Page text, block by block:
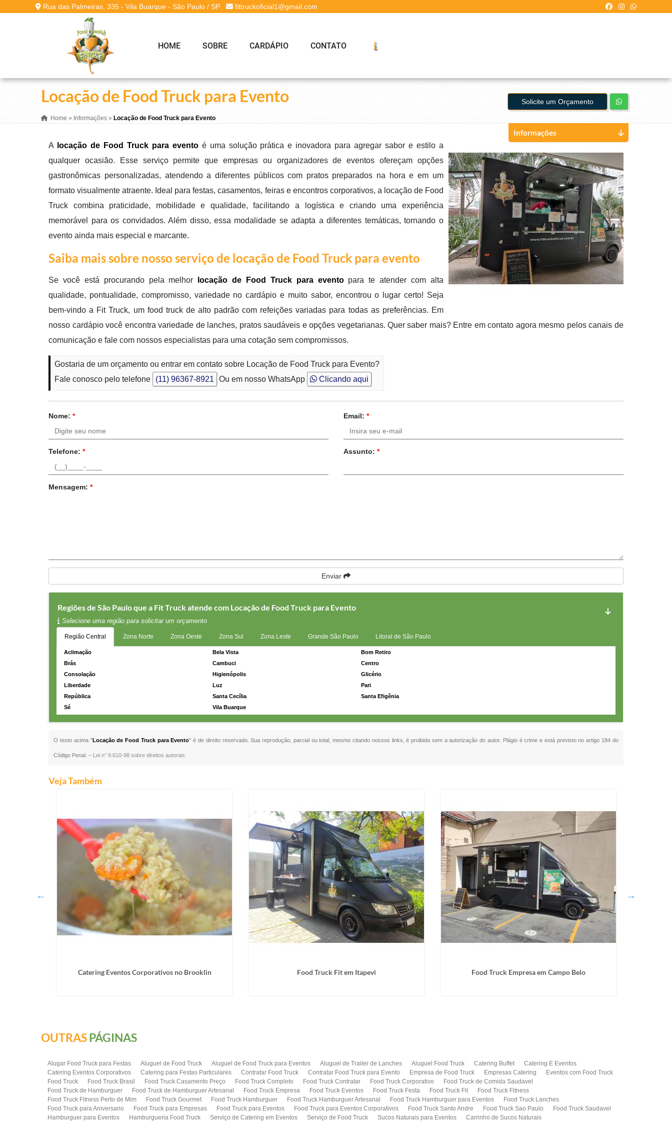
Rua das Palmeiras, 335 - Vila Buarque - São Paulo / SP fittruckoficial1@gmail.com
HOME SOBRE CARDÁPIO CONTATO
Locação de Food Truck para Evento
Home » Informações » Locação de Food Truck para Evento
Solicite um Orçamento
A locação de Food Truck para eventoé uma solução prática e inovadora para agregar sabor e estilo a
qualquer ocasião. Esse serviço permite que empresas ou organizadores de eventos ofereçam opções
gastronômicas personalizadas, atendendo a diferentes públicos com pratos preparados na hora e em um
formato visualmente atraente. Ideal para festas, casamentos, feiras e encontros corporativos, a locação de Food
Truck combina praticidade, mobilidade e qualidade, facilitando a logística e criando uma experiência
memorável para os convidados. Além disso, essa modalidade se adapta a diferentes temáticas, tornando o
evento ainda mais especial e marcante.
Saiba mais sobre nosso serviço de locação de Food Truck para evento
Se você está procurando pela melhor locação de Food Truck para eventopara te atender com alta
qualidade, pontualidade, compromisso, variedade no cardápio e muito sabor, encontrou o lugar certo! Seja
bem-vindo a Fit Truck, um food truck de alto padrão com refeições variadas para todas as preferências. Em
nosso cardápio você encontra variedade de lanches, pratos saudáveis e opções vegetarianas. Quer saber mais? Entre em contato agora mesmo pelos canais de
comunicação e fale com nossos especialistas para uma cotação sem compromissos.
Gostaria de um orçamento ou entrar em contato sobre Locação de Food Truck para Evento?
Fale conosco pelo telefone
(11) 96367-8921 Ou em nosso WhatsApp Clicando aqui
Nome:* Email: *
Telefone:* Assunto: *
Mensagem:*
Enviar
Regiões de São Paulo que a Fit Truck atende com Locação de Food Truck para Evento
Selecione uma região para solicitar um orçamento
Região Central Zona Norte Zona Oeste Zona Sul Zona Leste Grande São Paulo Litoral de São Paulo
Aclimação Bela Vista
Bom Retiro
Brás
Cambuci
Centro
Consolação
Higienópolis
Glicério
Liberdade
Luz
Pari
República
Santa Cecília
Santa Efigênia
Sé
Vila Buarque
O texto acima "Locação de Food Truck para Evento" é de direito reservado. Sua reprodução, parcial ou total, mesmo citando nossos links, é proibida sem a autorização do autor. Plágio é crime e está previsto no artigo 184 do
Código Penal. – Lei n° 9.610-98 sobre direitos autorais
Informações
Veja Também
Catering Eventos Corporativos no Brooklin Food Truck Fit em Itapevi Food Truck Empresa em Campo Belo
OUTRASPÁGINAS
Alugar Food Truck para Festas Aluguel de Food Truck Aluguel de Food Truck para Eventos Aluguel de Trailer de Lanches Aluguel Food Truck Catering Buffet
Catering E Eventos
Catering Eventos Corporativos
Catering para Festas Particulares Contratar Food Truck Contratar Food Truck para Evento Empresa de Food Truck Empresas Catering
Eventos com Food Truck
Food Truck
Food Truck Brasil Food Truck Casamento Preço Food Truck Completo Food Truck Contratar Food Truck Corporativo
Food Truck de Comida Saudavel
Food Truck de Hamburguer
Food Truck de Hamburguer Artesanal Food Truck Empresa Food Truck Eventos Food Truck Festa Food Truck Fit
Food Truck Fitness
Food Truck Fitness Perto de Mim
Food Truck Gourmet Food Truck Hamburguer Food Truck Hamburguer Artesanal Food Truck Hamburguer para Eventos
Food Truck Lanches
Food Truck para Aniversario
Food Truck para Empresas Food Truck para Eventos Food Truck para Eventos Corporativos Food Truck Santo Andre Food Truck Sao Paulo
Food Truck Saudavel
Hamburguer para Eventos
Hamburgueria Food Truck Serviço de Catering em Eventos Serviço de Food Truck Sucos Naturais para Eventos Carrinho de Sucos Naturais